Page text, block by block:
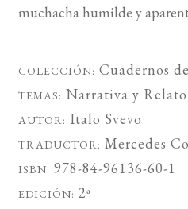
muchacha humilde y
COLECCIÓN: Cuadernos
TEMAS: Narrativa y Relato
AUTOR: Italo Svevo
TRADUCTOR: Mercedes
ISBN: 978-84-96136-60-1
EDICIÓN: 2ª